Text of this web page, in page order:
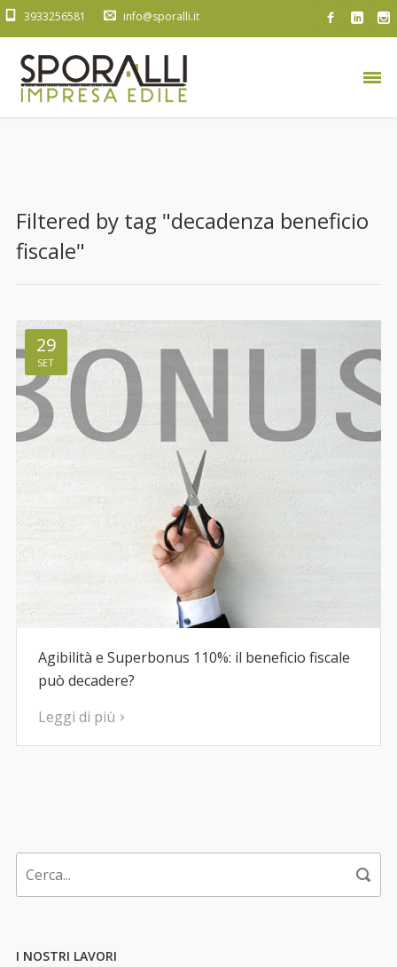
3933256581 info@sporalli.it
Filtered by tag "decadenza beneficio
fiscale"
29
SET
Agibilità e Superbonus 110%: il beneficio fiscale
può decadere?
Leggi di più
I NOSTRI LAVORI